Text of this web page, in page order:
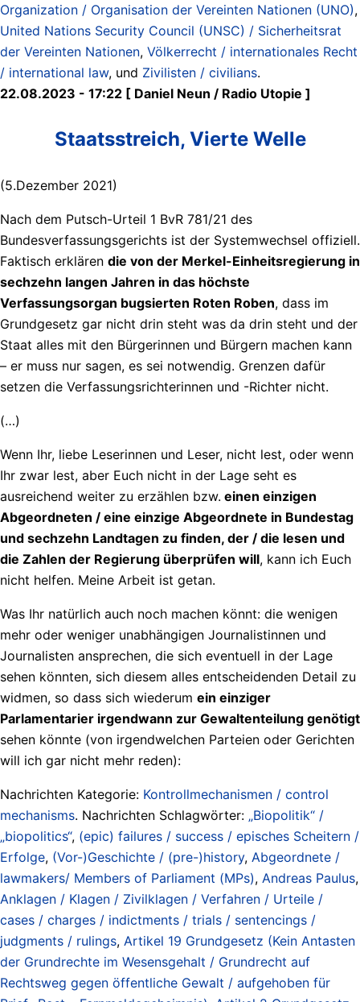
Organization / Organisation der Vereinten Nationen (UNO),
United Nations Security Council (UNSC) / Sicherheitsrat
der Vereinten Nationen, Völkerrecht / internationales Recht
/ international law, und Zivilisten / civilians.
22.08.2023 - 17:22 [ Daniel Neun / Radio Utopie ]
Staatsstreich, Vierte Welle
(5.Dezember 2021)
Nach dem Putsch-Urteil 1 BvR 781/21 des
Bundesverfassungsgerichts ist der Systemwechsel offiziell.
Faktisch erklären die von der Merkel-Einheitsregierung in
sechzehn langen Jahren in das höchste
Verfassungsorgan bugsierten Roten Roben, dass im
Grundgesetz gar nicht drin steht was da drin steht und der
Staat alles mit den Bürgerinnen und Bürgern machen kann
– er muss nur sagen, es sei notwendig. Grenzen dafür
setzen die Verfassungsrichterinnen und -Richter nicht.
(…)
Wenn Ihr, liebe Leserinnen und Leser, nicht lest, oder wenn
Ihr zwar lest, aber Euch nicht in der Lage seht es
ausreichend weiter zu erzählen bzw. einen einzigen
Abgeordneten / eine einzige Abgeordnete in Bundestag
und sechzehn Landtagen zu finden, der / die lesen und
die Zahlen der Regierung überprüfen will, kann ich Euch
nicht helfen. Meine Arbeit ist getan.
Was Ihr natürlich auch noch machen könnt: die wenigen
mehr oder weniger unabhängigen Journalistinnen und
Journalisten ansprechen, die sich eventuell in der Lage
sehen könnten, sich diesem alles entscheidenden Detail zu
widmen, so dass sich wiederum ein einziger
Parlamentarier irgendwann zur Gewaltenteilung genötigt
sehen könnte (von irgendwelchen Parteien oder Gerichten
will ich gar nicht mehr reden):
Nachrichten Kategorie: Kontrollmechanismen / control
mechanisms. Nachrichten Schlagwörter: „Biopolitik“ /
„biopolitics“, (epic) failures / success / episches Scheitern /
Erfolge, (Vor-)Geschichte / (pre-)history, Abgeordnete /
lawmakers/ Members of Parliament (MPs), Andreas Paulus,
Anklagen / Klagen / Zivilklagen / Verfahren / Urteile /
cases / charges / indictments / trials / sentencings /
judgments / rulings, Artikel 19 Grundgesetz (Kein Antasten
der Grundrechte im Wesensgehalt / Grundrecht auf
Rechtsweg gegen öffentliche Gewalt / aufgehoben für